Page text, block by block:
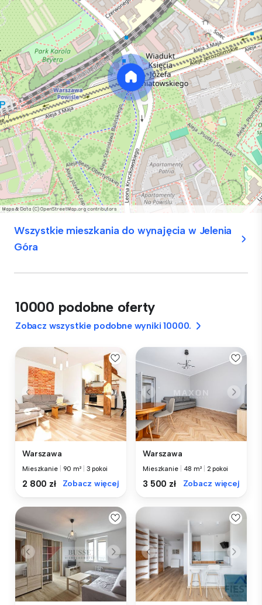
Wszystkie mieszkania do wynajęcia w Jelenia
Góra
10000 podobne oferty
Zobacz wszystkie podobne wyniki 10000.
Warszawa
Mieszkanie 90 m² 3 pokoi
2 800 zł Zobacz więcej
Warszawa
Mieszkanie 48 m² 2 pokoi
3 500 zł Zobacz więcej